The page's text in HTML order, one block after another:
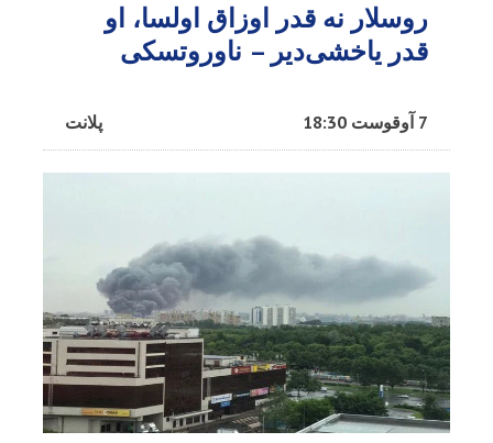
روسلار نه قدر اوزاق اولسا، او
قدر یاخشی‌دیر – ناوروتسکی
پلانت 7 آوقوست 18:30